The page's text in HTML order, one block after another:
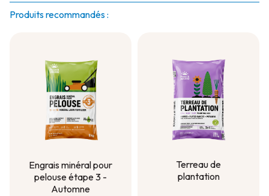
Produits recommandés :
Engrais minéral pour
pelouse étape 3 -
Automne
Terreau de
plantation